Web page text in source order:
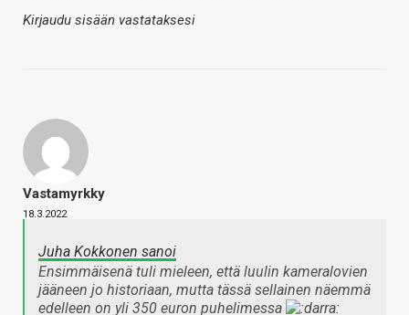
Kirjaudu sisään vastataksesi
Vastamyrkky
18.3.2022
Juha Kokkonen sanoi
Ensimmäisenä tuli mieleen, että luulin kameralovien
jääneen jo historiaan, mutta tässä sellainen näemmä
edelleen on yli 350 euron puhelimessa